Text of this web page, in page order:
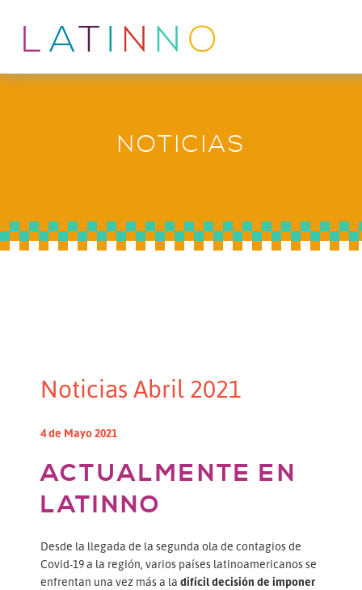
NOTICIAS
Noticias Abril 2021
4 de Mayo 2021
ACTUALMENTE EN
LATINNO
Desde la llegada de la segunda ola de contagios de
Covid-19 a la región, varios países latinoamericanos se
enfrentan una vez más a la difícil decisión de imponer